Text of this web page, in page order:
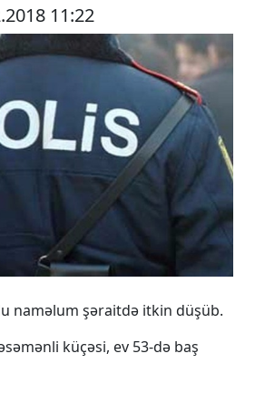
11:22
naməlum şəraitdə itkin düşüb.
küçəsi, ev 53-də baş